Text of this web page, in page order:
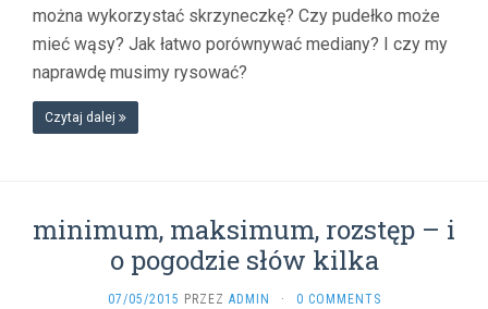
można wykorzystać skrzyneczkę? Czy pudełko może
mieć wąsy? Jak łatwo porównywać mediany? I czy my
naprawdę musimy rysować?
Czytaj dalej
minimum, maksimum, rozstęp – i
o pogodzie słów kilka
07/05/2015 PRZEZ ADMIN · 0 COMMENTS